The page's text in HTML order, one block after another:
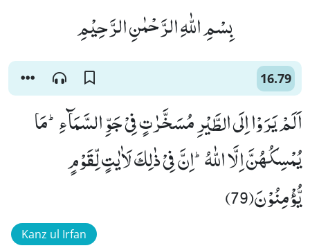
بِسْمِ اللّٰهِ الرَّحْمٰنِ الرَّحِیْمِ
16.79
اَلَمْ یَرَوْا اِلَى الطَّیْرِ مُسَخَّرٰتٍ فِیْ جَوِّ السَّمَآءِؕ-مَا
یُمْسِكُهُنَّ اِلَّا اللّٰهُؕ-اِنَّ فِیْ ذٰلِكَ لَاٰیٰتٍ لِّقَوْمٍ
یُّؤْمِنُوْنَ(79)
Kanz ul Irfan